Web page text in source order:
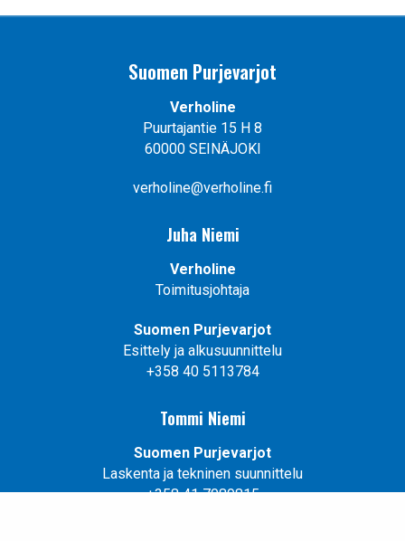
Suomen Purjevarjot
Verholine
Puurtajantie 15 H 8
60000 SEINÄJOKI
verholine@verholine.fi
Juha Niemi
Verholine
Toimitusjohtaja
Suomen Purjevarjot
Esittely ja alkusuunnittelu
+358 40 5113784
Tommi Niemi
Suomen Purjevarjot
Laskenta ja tekninen suunnittelu
+358 41 7089815